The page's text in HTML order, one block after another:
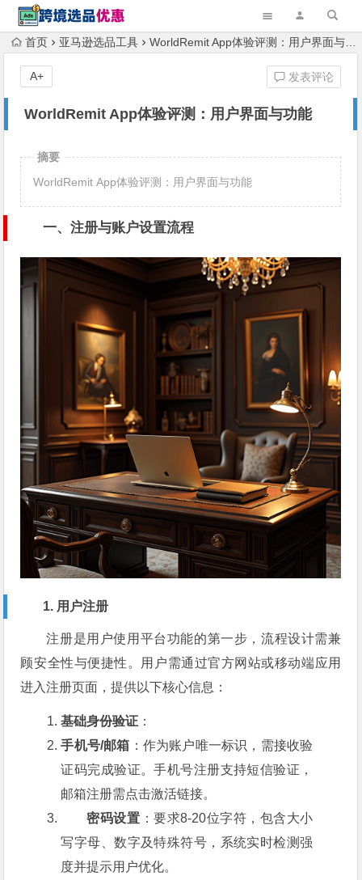
首页 亚马逊选品工具 WorldRemit App体验评测：用户界面与功能
WorldRemit App体验评测：用户界面与功能
发表评论
A+
摘要
WorldRemit App体验评测：用户界面与功能
一、注册与账户设置流程
1. 用户注册
注册是用户使用平台功能的第一步，流程设计需兼
顾安全性与便捷性。用户需通过官方网站或移动端应用
进入注册页面，提供以下核心信息：
基础身份验证 ：
手机号/邮箱 ：作为账户唯一标识，需接收验
证码完成验证。手机号注册支持短信验证，
邮箱注册需点击激活链接。
密码设置 ：要求8-20位字符，包含大小
写字母、数字及特殊符号，系统实时检测强
度并提示用户优化。